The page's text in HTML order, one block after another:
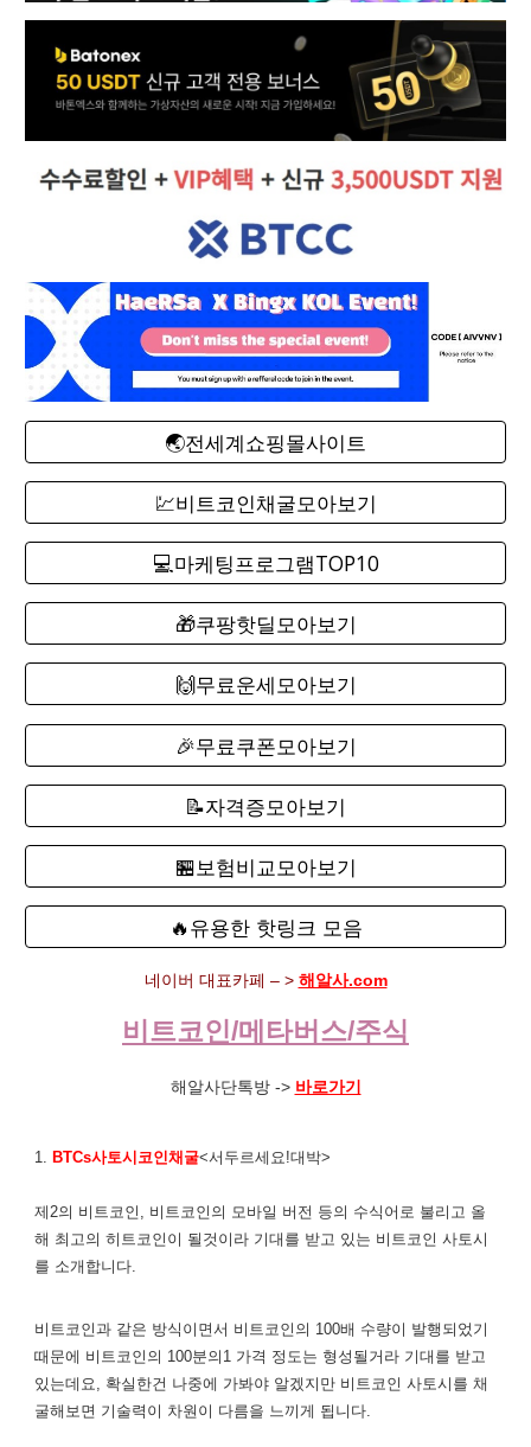
🌏전세계쇼핑몰사이트
💹비트코인채굴모아보기
💻마케팅프로그램TOP10
🎁쿠팡핫딜모아보기
🙌무료운세모아보기
🎉무료쿠폰모아보기
📝자격증모아보기
🏪보험비교모아보기
🔥유용한 핫링크 모음
네이버 대표카페 – > 해알사.com
비트코인/메타버스/주식
해알사단톡방 -> 바로가기
1. BTCs사토시코인채굴<서두르세요!대박>
제2의 비트코인, 비트코인의 모바일 버전 등의 수식어로 불리고 올
해 최고의 히트코인이 될것이라 기대를 받고 있는 비트코인 사토시
를 소개합니다.
비트코인과 같은 방식이면서 비트코인의 100배 수량이 발행되었기
때문에 비트코인의 100분의1 가격 정도는 형성될거라 기대를 받고
있는데요, 확실한건 나중에 가봐야 알겠지만 비트코인 사토시를 채
굴해보면 기술력이 차원이 다름을 느끼게 됩니다.